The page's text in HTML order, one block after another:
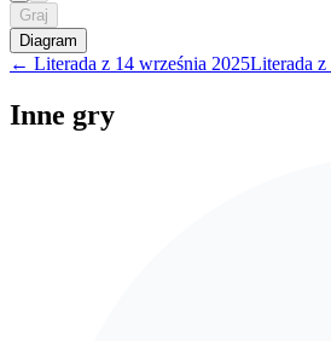
Graj
Diagram
← Literada z 14 września 2025Literada z
Inne gry